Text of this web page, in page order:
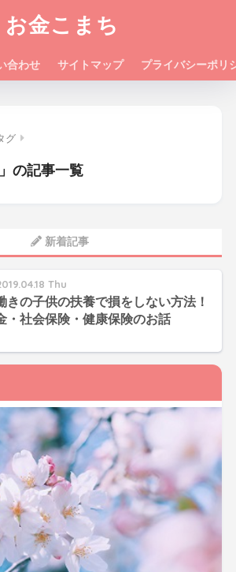
お金こまち
合わせ サイトマップ プライバシーポリ
グ
の記事一覧
新着記事
Thu
きの子供の扶養で損をしない方法！
・社会保険・健康保険のお話